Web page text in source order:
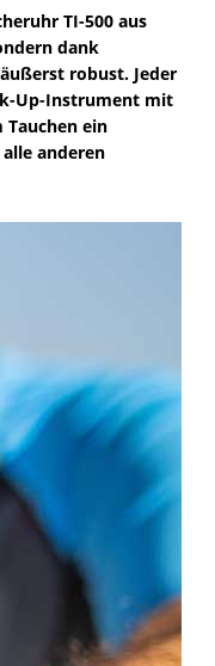
TI-500 aus
dank
robust. Jeder
Up-Instrument mit
Tauchen ein
anderen